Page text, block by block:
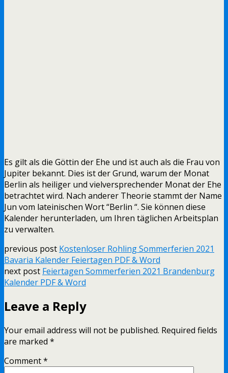
Es gilt als die Göttin der Ehe und ist auch als die Frau von
Jupiter bekannt. Dies ist der Grund, warum der Monat
Berlin als heiliger und vielversprechender Monat der Ehe
betrachtet wird. Nach anderer Theorie stammt der Name
Jun vom lateinischen Wort “Berlin “. Sie können diese
Kalender herunterladen, um Ihren täglichen Arbeitsplan
zu verwalten.
previous post Kostenloser Rohling Sommerferien 2021
Bavaria Kalender Feiertagen PDF & Word
next post Feiertagen Sommerferien 2021 Brandenburg
Kalender PDF & Word
Leave a Reply
Your email address will not be published. Required fields
are marked *
Comment*